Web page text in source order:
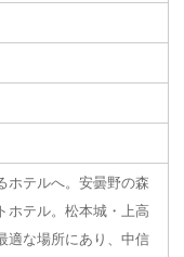
ホテルへ。安曇野の森
ホテル。松本城・上高
適な場所にあり、中信